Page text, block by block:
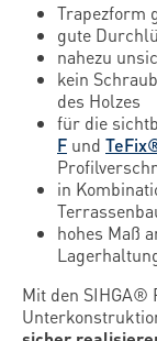
Trapezform
gute
nahezu
kein
des Holzes
für die
F und
in
hohes Maß
Mit den SIHGA®